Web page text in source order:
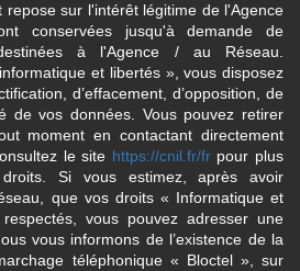
repose sur l'intérêt légitime de l'Agence
conservées jusqu'à demande de
à l'Agence / au Réseau.
et libertés », vous disposez
d’effacement, d’opposition, de
de vos données. Vous pouvez retirer
moment en contactant directement
le site https://cnil.fr/frpour plus
droits. Si vous estimez, après avoir
que vos droits « Informatique et
vous pouvez adresser une
vous informons de l’existence de la
téléphonique « Bloctel », sur